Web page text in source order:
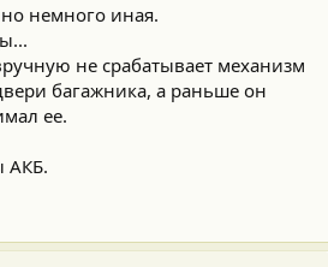
немного иная.
не срабатывает механизм
багажника, а раньше он
ее.
АКБ.